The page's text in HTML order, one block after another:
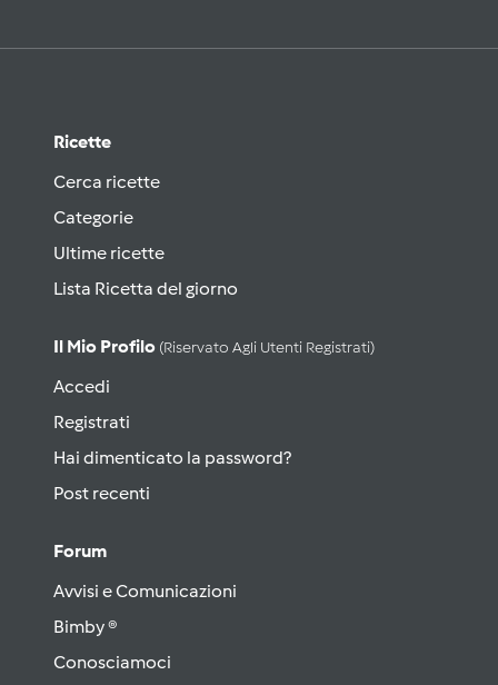
Ricette
Cerca ricette
Categorie
Ultime ricette
Lista Ricetta del giorno
Il Mio Profilo (riservato Agli Utenti Registrati)
Accedi
Registrati
Hai dimenticato la password?
Post recenti
Forum
Avvisi e Comunicazioni
Bimby ®
Conosciamoci